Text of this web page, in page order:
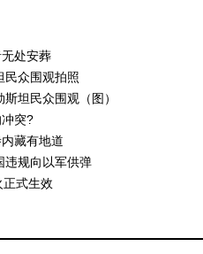
处安葬
民众围观拍照
坦民众围观（图）
突?
藏有地道
违规向以军供弹
式生效